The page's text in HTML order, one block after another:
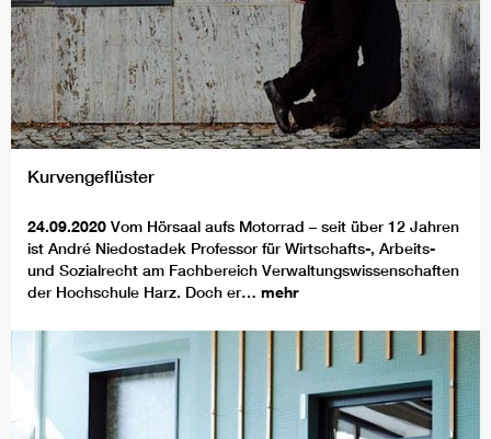
Kurvengeflüster
24.09.2020 Vom Hörsaal aufs Motorrad – seit über 12 Jahren
ist André Niedostadek Professor für Wirtschafts-, Arbeits-
und Sozialrecht am Fachbereich Verwaltungswissenschaften
der Hochschule Harz. Doch er… mehr